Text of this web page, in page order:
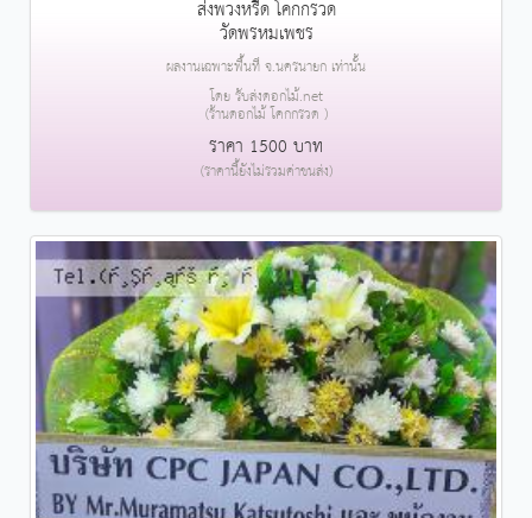
ส่งพวงหรีด โคกกรวด
วัดพรหมเพชร
ผลงานเฉพาะพื้นที่ จ.นครนายก เท่านั้น
โดย รับส่งดอกไม้.net
(ร้านดอกไม้ โคกกรวด )
ราคา 1500 บาท
(ราคานี้ยังไม่รวมค่าขนส่ง)